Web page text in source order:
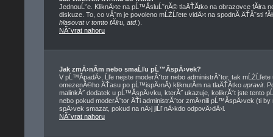
JednouĹˇe. KliknÄ›te na pĹ™Ă­sluĹˇnĂ© tlaÄŤĂ­tko na obrazovce
diskuze. To, co vĂˇm je povoleno mĹŻĹľete vidÄ›t na spodnĂ­ ÄŤĂˇsti
hlasovat v tomto fĂłru, atd.).
NĂˇvrat nahoru
Jak zmÄ›nĂ­m nebo smaĹľu pĹ™Ă­spÄ›vek?
V pĹ™Ă­padÄ›, Ĺľe nejste moderĂˇtor nebo administrĂˇtor, tak
omezenĂ©ho ÄŤasu po pĹ™ispÄ›nĂ­) kliknutĂ­m na tlaÄŤĂ­tko upravit.
malinkĂ˝ dodatek u pĹ™Ă­spÄ›vku, kterĂ˝ ukazuje, kolikrĂˇt jste tento
nebo pokud moderĂˇtor ÄŤi administrĂˇtor zmÄ›nili pĹ™Ă­spÄ›vek (ti
spÄ›vek smazat, pokud na nÄ›j jiĹľ nÄ›kdo odpovÄ›dÄ›l.
NĂˇvrat nahoru